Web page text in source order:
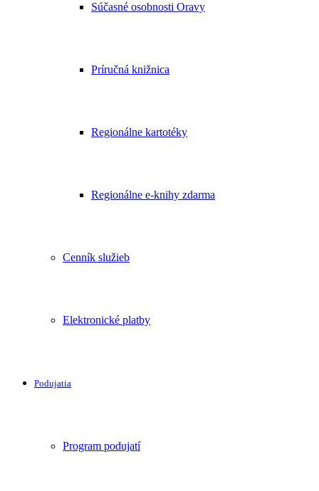
Súčasné osobnosti Oravy
Príručná knižnica
Regionálne kartotéky
Regionálne e-knihy zdarma
Cenník služieb
Elektronické platby
Podujatia
Program podujatí